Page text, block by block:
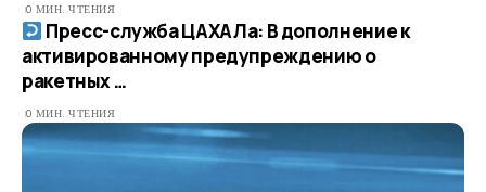
0 МИН. ЧТЕНИЯ
Пресс-служба ЦАХАЛа: В дополнение к
активированному предупреждению о
ракетных …​
0 МИН. ЧТЕНИЯ